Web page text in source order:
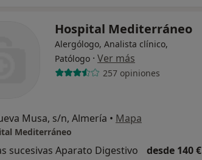
Hospital Mediterráneo
Alergólogo, Analista clínico,
Patólogo · Ver más
257 opiniones
Musa, s/n, Almería • Mapa
Mediterráneo
sucesivas Aparato Digestivo
desde 140 €